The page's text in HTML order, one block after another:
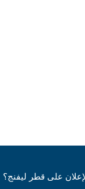
على قطر ليفنج؟